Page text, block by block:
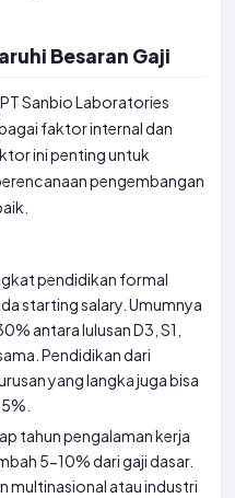
Besaran Gaji
Sanbio Laboratories
faktor internal dan
ini penting untuk
pengembangan
pendidikan formal
starting salary. Umumnya
antara lulusan D3, S1,
Pendidikan dari
yang langka juga bisa
tahun pengalaman kerja
5-10% dari gaji dasar.
multinasional atau industri